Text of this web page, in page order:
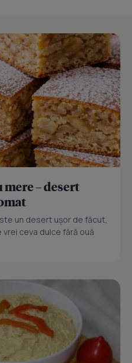
– desert
un desert ușor de făcut,
ceva dulce fără ouă